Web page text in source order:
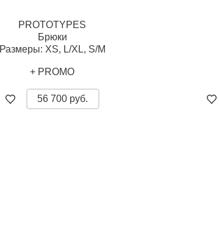
PROTOTYPES
Брюки
Размеры: XS, L/XL, S/M
+ PROMO
56 700 руб.